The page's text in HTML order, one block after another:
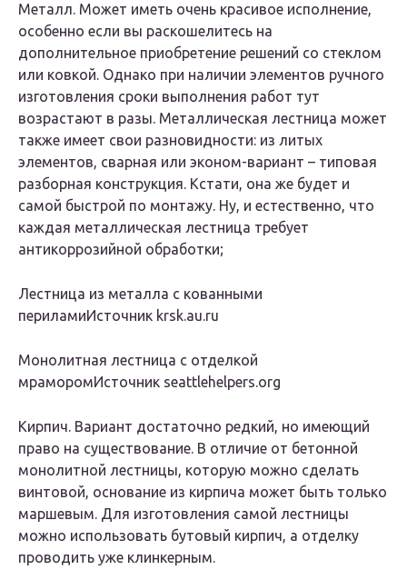
Металл. Может иметь очень красивое исполнение,
особенно если вы раскошелитесь на
дополнительное приобретение решений со стеклом
или ковкой. Однако при наличии элементов ручного
изготовления сроки выполнения работ тут
возрастают в разы. Металлическая лестница может
также имеет свои разновидности: из литых
элементов, сварная или эконом-вариант – типовая
разборная конструкция. Кстати, она же будет и
самой быстрой по монтажу. Ну, и естественно, что
каждая металлическая лестница требует
антикоррозийной обработки;
Лестница из металла с кованными
периламиИсточник krsk.au.ru
Монолитная лестница с отделкой
мраморомИсточник seattlehelpers.org
Кирпич. Вариант достаточно редкий, но имеющий
право на существование. В отличие от бетонной
монолитной лестницы, которую можно сделать
винтовой, основание из кирпича может быть только
маршевым. Для изготовления самой лестницы
можно использовать бутовый кирпич, а отделку
проводить уже клинкерным.